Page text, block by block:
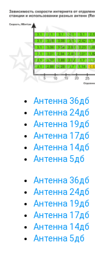
Антенна 36дб
Антенна 24дб
Антенна 19дб
Антенна 17дб
Антенна 14дб
Антенна 5дб
Антенна 36дб
Антенна 24дб
Антенна 19дб
Антенна 17дб
Антенна 14дб
Антенна 5дб